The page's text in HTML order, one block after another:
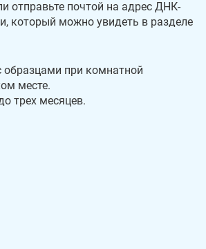
отправьте почтой на адрес ДНК-
который можно увидеть в разделе
образцами при комнатной
месте.
трех месяцев.